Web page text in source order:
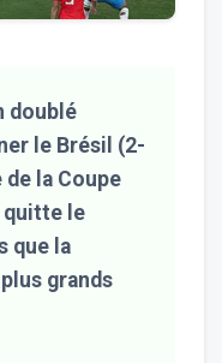
doublé
le Brésil (2-
la Coupe
quitte le
que la
grands